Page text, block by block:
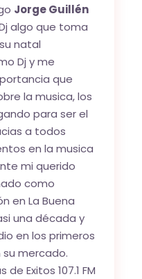
Jorge Guillén
algo que toma
natal
Dj y me
que
la musica, los
para ser el
a todos
en la musica
mi querido
como
en La Buena
una década y
en los primeros
mercado.
Exitos 107.1 FM